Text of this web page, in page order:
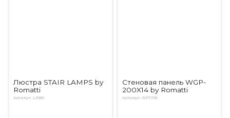
Люстра STAIR LAMPS by
Romatti
Артикул: L2985
Стеновая панель WGP-
200X14 by Romatti
Артикул: WP11196